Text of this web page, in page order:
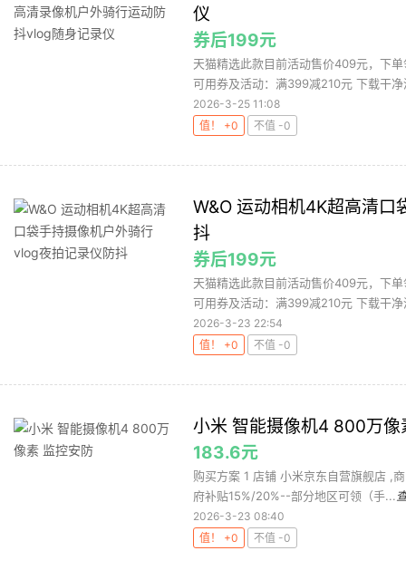
仪
券后199元
天猫精选此款目前活动售价409元，下
可用券及活动：满399减210元 下载干
2026-3-25 11:08
值！ +0
不值 -0
W&O 运动相机4K超高清
抖
券后199元
天猫精选此款目前活动售价409元，下
可用券及活动：满399减210元 下载干
2026-3-23 22:54
值！ +0
不值 -0
小米 智能摄像机4 800万像
183.6元
购买方案 1 店铺 小米京东自营旗舰店 ,
府补贴15%/20%--部分地区可领（手...
2026-3-23 08:40
值！ +0
不值 -0